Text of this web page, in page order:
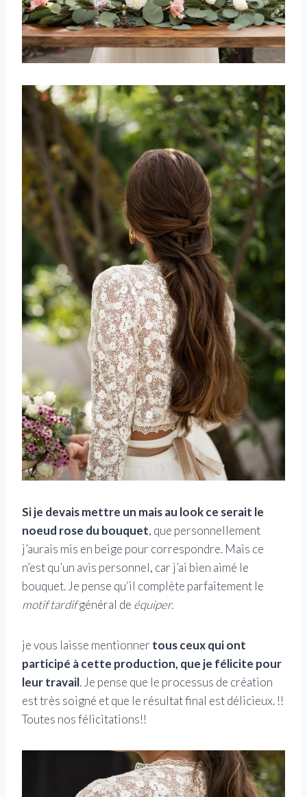
Si je devais mettre un mais au look ce serait le
noeud rose du bouquet, que personnellement
j’aurais mis en beige pour correspondre. Mais ce
n’est qu’un avis personnel, car j’ai bien aimé le
bouquet. Je pense qu’il complète parfaitement le
motif tardifgénéral de équiper.
je vous laisse mentionner tous ceux qui ont
participé à cette production, que je félicite pour
leur travail. Je pense que le processus de création
est très soigné et que le résultat final est délicieux. !!
Toutes nos félicitations!!